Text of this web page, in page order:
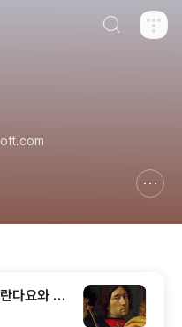
다요와 베